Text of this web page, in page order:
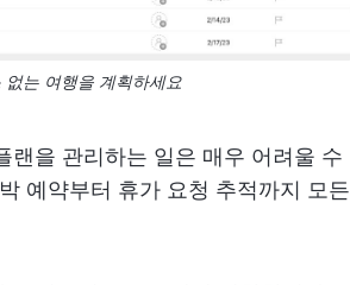
는 여행을 계획하세요
랜을 관리하는 일은 매우 어려울 수
예약부터 휴가 요청 추적까지 모든